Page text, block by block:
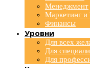
Менеджмент
Маркетинг и
Финансы
Уровни
Для всех
Для
Для